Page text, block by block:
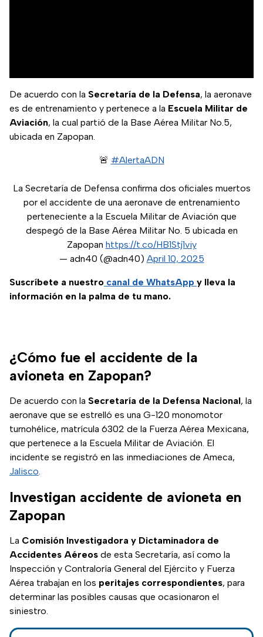
De acuerdo con la Secretaría de la Defensa, la aeronave
es de entrenamiento y pertenece a la Escuela Militar de
Aviación, la cual partió de la Base Aérea Militar No.5,
ubicada en Zapopan.
🚨 #AlertaADN
La Secretaría de Defensa confirma dos oficiales muertos
por el accidente de una aeronave de entrenamiento
perteneciente a la Escuela Militar de Aviación que
despegó de la Base Aérea Militar No. 5 ubicada en
Zapopan https://t.co/HB1Stj1viy
— adn40 (@adn40) April 10, 2025
Suscríbete a nuestro canal de WhatsApp y lleva la
información en la palma de tu mano.
¿Cómo fue el accidente de la
avioneta en Zapopan?
De acuerdo con la Secretaría de la Defensa Nacional, la
aeronave que se estrelló es una G-120 monomotor
turnohélice, matrícula 6302 de la Fuerza Aérea Mexicana,
que pertenece a la Escuela Militar de Aviación. El
incidente se registró en las inmediaciones de Ameca,
Jalisco.
Investigan accidente de avioneta en
Zapopan
La Comisión Investigadora y Dictaminadora de
Accidentes Aéreos de esta Secretaría, así como la
Inspección y Contraloría General del Ejército y Fuerza
Aérea trabajan en los peritajes correspondientes, para
determinar las posibles causas que ocasionaron el
siniestro.